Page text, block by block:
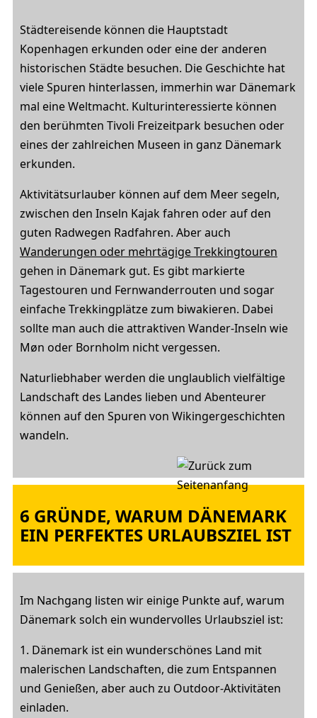
Städtereisende können die Hauptstadt
Kopenhagen erkunden oder eine der anderen
historischen Städte besuchen. Die Geschichte hat
viele Spuren hinterlassen, immerhin war Dänemark
mal eine Weltmacht. Kulturinteressierte können
den berühmten Tivoli Freizeitpark besuchen oder
eines der zahlreichen Museen in ganz Dänemark
erkunden.
Aktivitätsurlauber können auf dem Meer segeln,
zwischen den Inseln Kajak fahren oder auf den
guten Radwegen Radfahren. Aber auch
Wanderungen oder mehrtägige Trekkingtouren
gehen in Dänemark gut. Es gibt markierte
Tagestouren und Fernwanderrouten und sogar
einfache Trekkingplätze zum biwakieren. Dabei
sollte man auch die attraktiven Wander-Inseln wie
Møn oder Bornholm nicht vergessen.
Naturliebhaber werden die unglaublich vielfältige
Landschaft des Landes lieben und Abenteurer
können auf den Spuren von Wikingergeschichten
wandeln.
6 GRÜNDE, WARUM DÄNEMARK
EIN PERFEKTES URLAUBSZIEL IST
Im Nachgang listen wir einige Punkte auf, warum
Dänemark solch ein wundervolles Urlaubsziel ist:
1. Dänemark ist ein wunderschönes Land mit
malerischen Landschaften, die zum Entspannen
und Genießen, aber auch zu Outdoor-Aktivitäten
einladen.